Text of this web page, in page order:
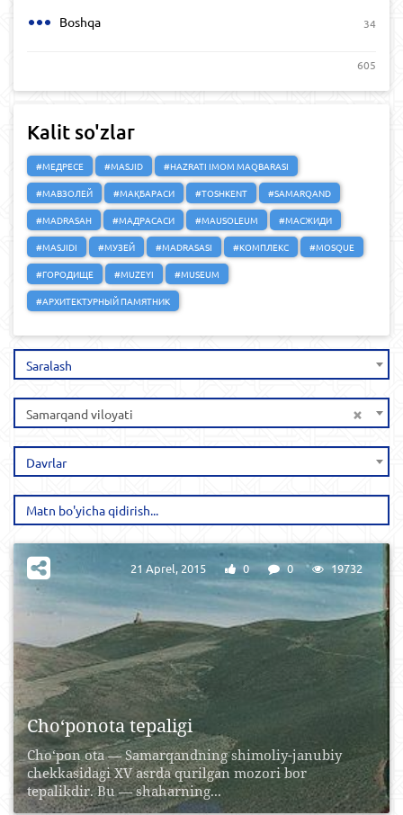
Boshqa 34
605
Kalit so'zlar
#МЕДРЕСЕ #MASJID
#HAZRATI IMOM MAQBARASI
#МАВЗОЛЕЙ
#МАҚБАРАСИ #TOSHKENT
#SAMARQAND
#MADRASAH
#МАДРАСАСИ #MAUSOLEUM
#МАСЖИДИ
#MASJIDI
#МУЗЕЙ #MADRASASI #КОМПЛЕКС
#MOSQUE
#ГОРОДИЩЕ
#MUZEYI
#MUSEUM
#АРХИТЕКТУРНЫЙ ПАМЯТНИК
Saralash
×
Samarqand viloyati
Davrlar
Cho‘ponota tepaligi
Cho‘pon ota — Samarqandning shimoliy-janubiy
chekkasidagi XV asrda qurilgan mozori bor
tepalikdir. Bu — shaharning...
21 Aprel, 2015 0 0 19732